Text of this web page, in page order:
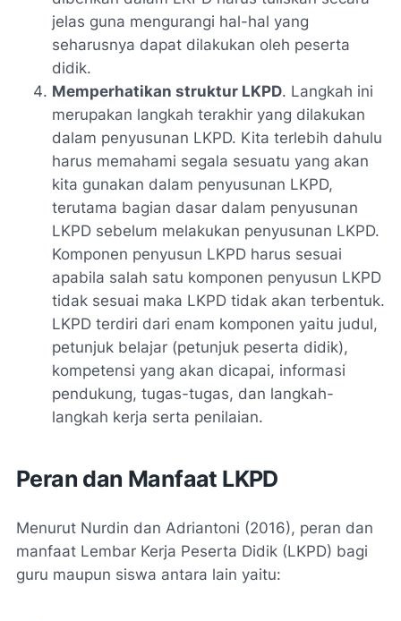
jelas guna mengurangi hal-hal yang
seharusnya dapat dilakukan oleh peserta
didik.
Memperhatikan struktur LKPD. Langkah ini
merupakan langkah terakhir yang dilakukan
dalam penyusunan LKPD. Kita terlebih dahulu
harus memahami segala sesuatu yang akan
kita gunakan dalam penyusunan LKPD,
terutama bagian dasar dalam penyusunan
LKPD sebelum melakukan penyusunan LKPD.
Komponen penyusun LKPD harus sesuai
apabila salah satu komponen penyusun LKPD
tidak sesuai maka LKPD tidak akan terbentuk.
LKPD terdiri dari enam komponen yaitu judul,
petunjuk belajar (petunjuk peserta didik),
kompetensi yang akan dicapai, informasi
pendukung, tugas-tugas, dan langkah-
langkah kerja serta penilaian.
Peran dan Manfaat LKPD
Menurut Nurdin dan Adriantoni (2016), peran dan
manfaat Lembar Kerja Peserta Didik (LKPD) bagi
guru maupun siswa antara lain yaitu: